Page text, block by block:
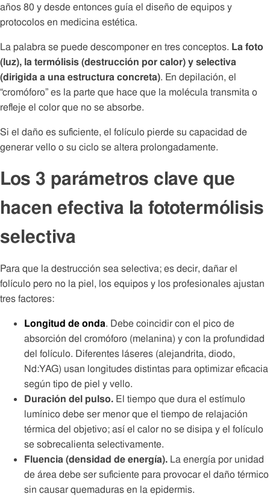
años 80 y desde entonces guía el diseño de equipos y
protocolos en medicina estética.
La palabra se puede descomponer en tres conceptos. La foto
(luz), la termólisis (destrucción por calor) y selectiva
(dirigida a una estructura concreta). En depilación, el
“cromóforo” es la parte que hace que la molécula transmita o
refleje el color que no se absorbe.
Si el daño es suficiente, el folículo pierde su capacidad de
generar vello o su ciclo se altera prolongadamente.
Los 3 parámetros clave que
hacen efectiva la fototermólisis
selectiva
Para que la destrucción sea selectiva; es decir, dañar el
folículo pero no la piel, los equipos y los profesionales ajustan
tres factores:
Longitud de onda. Debe coincidir con el pico de
absorción del cromóforo (melanina) y con la profundidad
del folículo. Diferentes láseres (alejandrita, diodo,
Nd:YAG) usan longitudes distintas para optimizar eficacia
según tipo de piel y vello.
Duración del pulso. El tiempo que dura el estímulo
lumínico debe ser menor que el tiempo de relajación
térmica del objetivo; así el calor no se disipa y el folículo
se sobrecalienta selectivamente.
Fluencia (densidad de energía). La energía por unidad
de área debe ser suficiente para provocar el daño térmico
sin causar quemaduras en la epidermis.